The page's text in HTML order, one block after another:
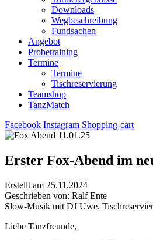
Downloads
Wegbeschreibung
Fundsachen
Angebot
Probetraining
Termine
Termine
Tischreservierung
Teamshop
TanzMatch
Facebook Instagram Shopping-cart
Erster Fox-Abend im
Erstellt am 25.11.2024
Geschrieben von: Ralf Ente
Slow-Musik mit DJ Uwe.
Liebe Tanzfreunde,